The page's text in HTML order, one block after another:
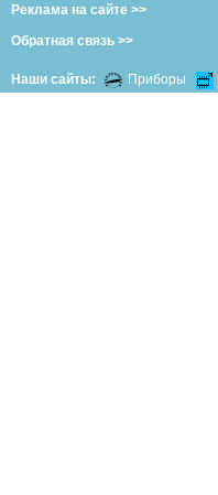
Реклама на сайте >>
Обратная связь >>
Наши сайты: Приборы